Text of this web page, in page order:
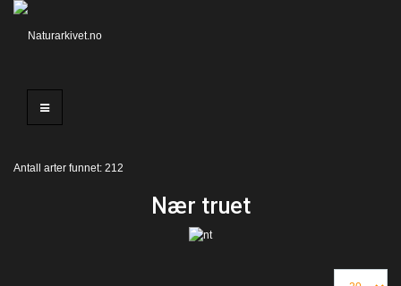
Antall arter funnet: 212
Nær truet